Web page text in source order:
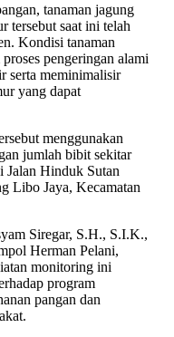
tanaman jagung
tersebut saat ini telah
Kondisi tanaman
pengeringan alami
serta meminimalisir
yang dapat
menggunakan
jumlah bibit sekitar
Jalan Hinduk Sutan
Libo Jaya, Kecamatan
Siregar, S.H., S.I.K.,
Herman Pelani,
monitoring ini
program
pangan dan